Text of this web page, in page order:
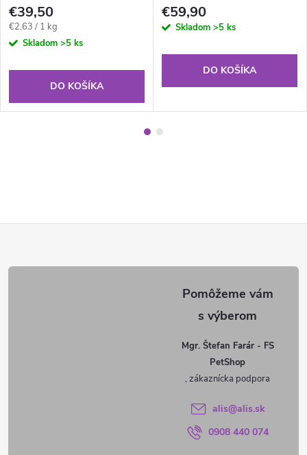
€39,50
Jednotková
cena:
€2,63 / 1 kg
Skladom >5 ks
DO KOŠÍKA
€59,90
Skladom >5 ks
DO KOŠÍKA
á
Mgr. Štefan Farár - FS
PetShop
alis@alis.sk
0908 440 074